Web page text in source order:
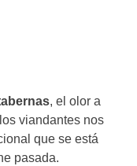
, el olor a
viandantes nos
que se está
pasada.